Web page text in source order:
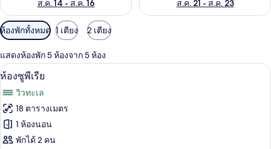
ส.ค. 14 - ส.ค. 16
ส.ค. 21 - ส.ค. 23
ตัว
กรอง
ที่
มี
ให้
สำหรับ
ห้อง
พัก
ห้องพักทั้งหมด 1 เตียง 2 เตียง
แสดงห้องพัก 5 ห้องจาก 5 ห้อง
เปิด
ภาพถ่าย
ทั้งหมด
ของ
ห้อง
เครื่องนอนระดับพรีเมียม, มินิบาร์, ห้อง
6
ห้องซูพีเรีย
วิวทะเล
18 ตารางเมตร
1 ห้องนอน
พักได้ 2 คน